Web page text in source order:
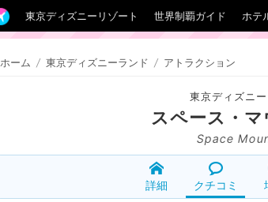
東京ディズニーリゾート 世界制覇ガイド ホテ
ホーム / 東京ディズニーランド / アトラクション
東京ディズニ
スペース・
Space
詳細 クチコミ